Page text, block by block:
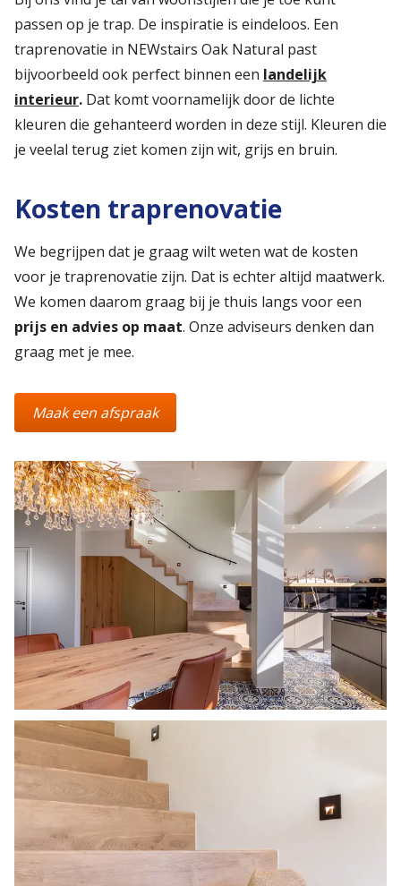
passen op je trap. De inspiratie is eindeloos. Een
traprenovatie in NEWstairs Oak Natural past
bijvoorbeeld ook perfect binnen een landelijk
interieur. Dat komt voornamelijk door de lichte
kleuren die gehanteerd worden in deze stijl. Kleuren die
je veelal terug ziet komen zijn wit, grijs en bruin.
Kosten traprenovatie
We begrijpen dat je graag wilt weten wat de kosten
voor je traprenovatie zijn. Dat is echter altijd maatwerk.
We komen daarom graag bij je thuis langs voor een
prijs en advies op maat. Onze adviseurs denken dan
graag met je mee.
Maak een afspraak